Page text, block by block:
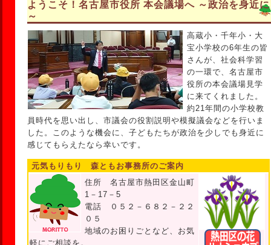
ようこそ！名古屋市役所 本会議場へ ～政治を身近に
～
高蔵小・千年小・大
宝小学校の6年生の皆
さんが、社会科学習
の一環で、名古屋市
役所の本会議場見学
に来てくれました。
約21年間の小学校教
員時代を思い出し、市議会の役割説明や模擬議会などを行いま
した。このような機会に、子どもたちが政治を少しでも身近に
感じてもらえたなら幸いです。
元気もりもり 森ともお事務所のご案内
住所 名古屋市熱田区金山町
1－17－5
電話 ０５２－６８２－２２
０５
地域のお困りごとなど、お気
軽にご相談を。